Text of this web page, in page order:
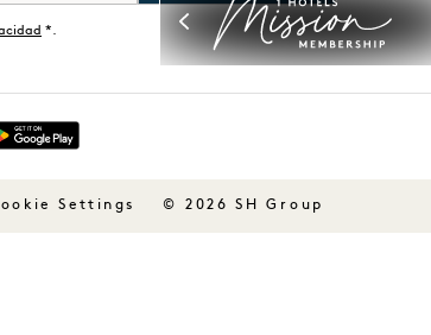
*.
Settings © 2026 SH Group